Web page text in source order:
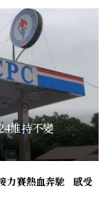
維持不變
力賽熱血奔馳 感受